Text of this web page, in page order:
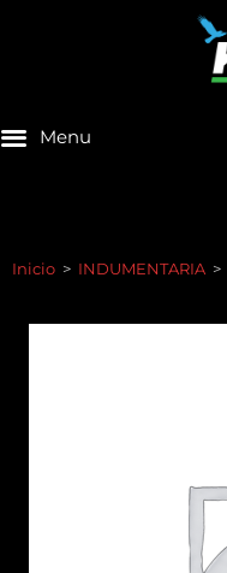
Inicio > INDUMENTARIA >